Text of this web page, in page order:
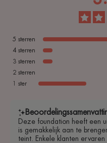
5 sterren
4 sterren
3 sterren
2 sterren
ster
Deze foundation heeft een
is gemakkelijk aan te
teint. Enkele klanten